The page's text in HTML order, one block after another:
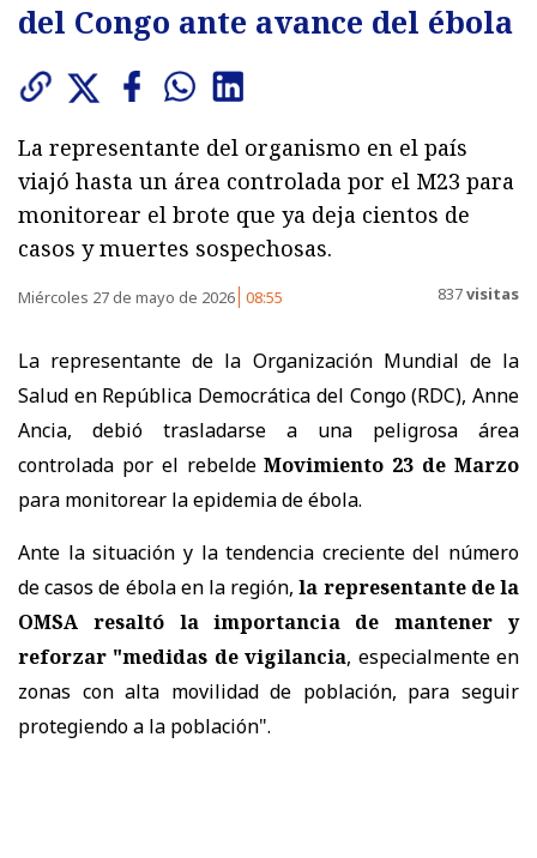
del Congo ante avance del ébola
La representante del organismo en el país
viajó hasta un área controlada por el M23 para
monitorear el brote que ya deja cientos de
casos y muertes sospechosas.
Miércoles 27 de mayo de 2026 08:55 837visitas
La representante de la Organización Mundial de la
Salud en República Democrática del Congo (RDC), Anne
Ancia, debió trasladarse a una peligrosa área
controlada por el rebeldeMovimiento 23 de Marzo
para monitorear la epidemia de ébola.
Ante la situación y la tendencia creciente del número
de casos de ébola en la región,la representante de la
OMSA resaltó la importancia de mantener y
reforzar "medidas de vigilancia, especialmente en
zonas con alta movilidad de población, para seguir
protegiendo a la población".